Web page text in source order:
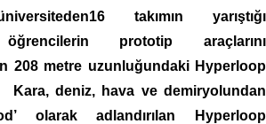
takımın yarıştığı
öğrencilerin prototip araçlarını
208 metre uzunluğundaki Hyperloop
Kara, deniz, hava ve demiryolundan
olarak adlandırılan Hyperloop